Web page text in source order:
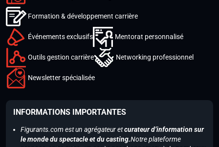
Formation & développement carrière
Événements exclusifs Mentorat personnalisé
Outils gestion carrière Networking professionnel
Newsletter spécialisée
INFORMATIONS IMPORTANTES
Figurants.com est un agrégateur etcurateur d’information sur
le monde du spectacle et du casting.Notre plateforme